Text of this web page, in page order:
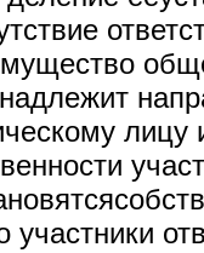
лицу
участники